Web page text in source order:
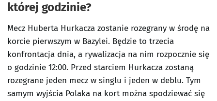
której godzinie?
Mecz Huberta Hurkacza zostanie rozegrany w środę na
korcie pierwszym w Bazylei. Będzie to trzecia
konfrontacja dnia, a rywalizacja na nim rozpocznie się
o godzinie 12:00. Przed starciem Hurkacza zostaną
rozegrane jeden mecz w singlu i jeden w deblu. Tym
samym wyjścia Polaka na kort można spodziewać się